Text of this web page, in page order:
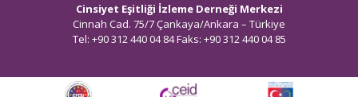
Cinsiyet Eşitliği İzleme Derneği Merkezi
Cinnah Cad. 75/7 Çankaya/Ankara – Türkiye
Tel: +90 312 440 04 84 Faks: +90 312 440 04 85